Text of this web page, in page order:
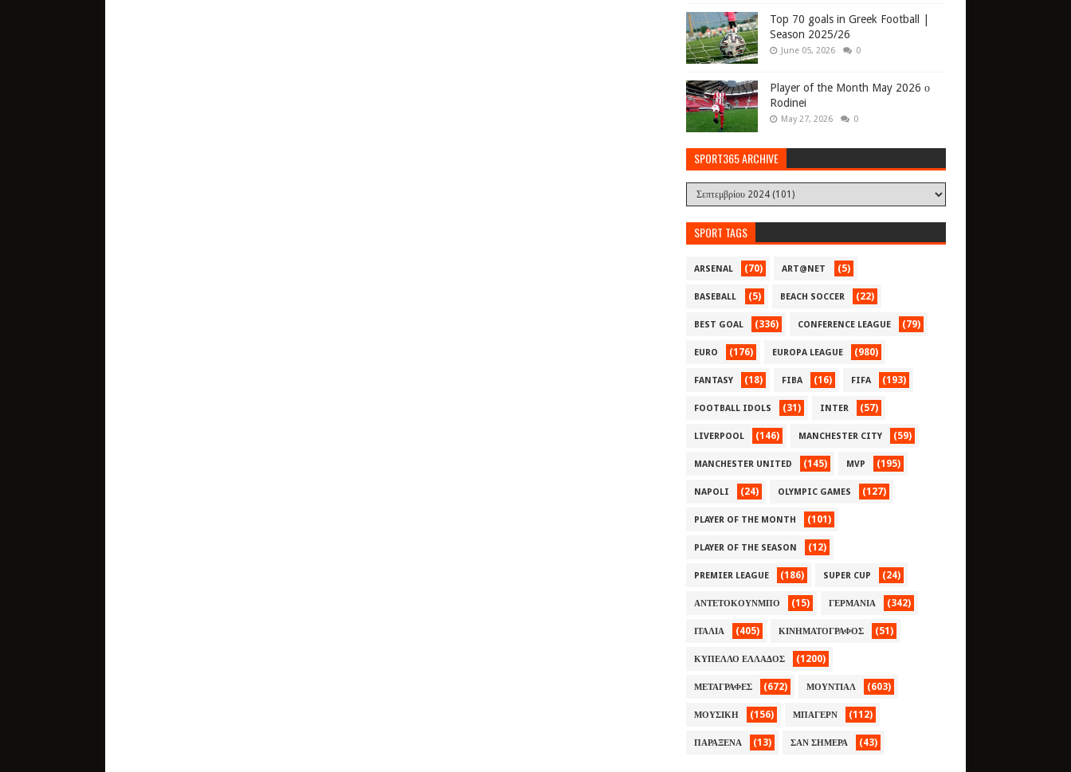
Top 70 goals in Greek Football |
Season 2025/26
June 05, 2026 0
Player of the Month May 2026 ο
Rodinei
May 27, 2026 0
SPORT365 ARCHIVE
SPORT TAGS
ARSENAL (70) ART@NET (5)
BASEBALL (5) BEACH SOCCER (22)
BEST GOAL (336) CONFERENCE LEAGUE (79)
EURO (176) EUROPA LEAGUE (980)
FANTASY (18) FIBA (16) FIFA (193)
FOOTBALL IDOLS (31) INTER (57)
LIVERPOOL (146) MANCHESTER CITY (59)
MANCHESTER UNITED (145) MVP (195)
NAPOLI (24) OLYMPIC GAMES (127)
PLAYER OF THE MONTH (101)
PLAYER OF THE SEASON (12)
PREMIER LEAGUE (186) SUPER CUP (24)
ΑΝΤΕΤΟΚΟΥΝΜΠΟ (15) ΓΕΡΜΑΝΙΑ (342)
ΙΤΑΛΙΑ (405) ΚΙΝΗΜΑΤΟΓΡΑΦΟΣ (51)
ΚΥΠΕΛΛΟ ΕΛΛΑΔΟΣ (1200)
ΜΕΤΑΓΡΑΦΕΣ (672) ΜΟΥΝΤΙΑΛ (603)
ΜΟΥΣΙΚΗ (156) ΜΠΑΓΕΡΝ (112)
ΠΑΡΑΞΕΝΑ (13) ΣΑΝ ΣΗΜΕΡΑ (43)